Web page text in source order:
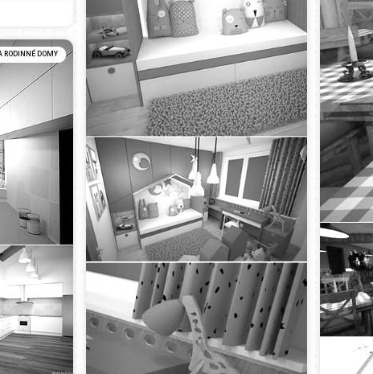
RODINNÉ DOMY